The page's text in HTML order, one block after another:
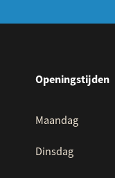
Openingstijden
Maandag
Dinsdag